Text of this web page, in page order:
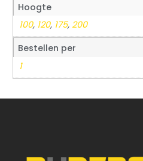
Hoogte
100, 120, 175, 200
Bestellen per
1